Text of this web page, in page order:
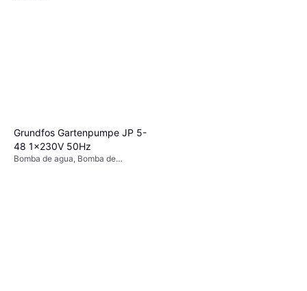
Grundfos Gartenpumpe JP 5-
48 1x230V 50Hz
Bomba de agua, Bomba de